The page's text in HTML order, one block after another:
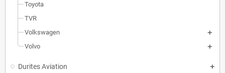
Toyota
TVR
Volkswagen
Volvo
Durites Aviation